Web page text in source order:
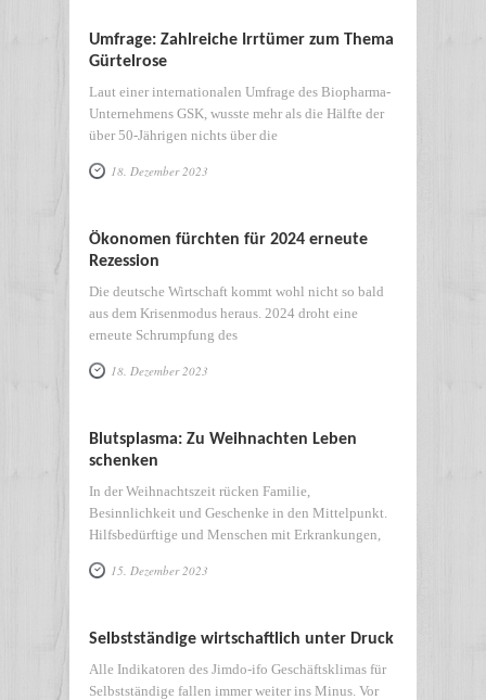
Umfrage: Zahlreiche Irrtümer zum Thema
Gürtelrose
Laut einer internationalen Umfrage des Biopharma-
Unternehmens GSK, wusste mehr als die Hälfte der
über 50-Jährigen nichts über die
18. Dezember 2023
Ökonomen fürchten für 2024 erneute
Rezession
Die deutsche Wirtschaft kommt wohl nicht so bald
aus dem Krisenmodus heraus. 2024 droht eine
erneute Schrumpfung des
18. Dezember 2023
Blutsplasma: Zu Weihnachten Leben
schenken
In der Weihnachtszeit rücken Familie,
Besinnlichkeit und Geschenke in den Mittelpunkt.
Hilfsbedürftige und Menschen mit Erkrankungen,
15. Dezember 2023
Selbstständige wirtschaftlich unter Druck
Alle Indikatoren des Jimdo-ifo Geschäftsklimas für
Selbstständige fallen immer weiter ins Minus. Vor